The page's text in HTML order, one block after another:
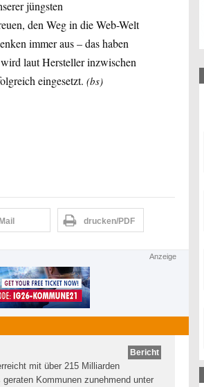
jüngsten
den Weg in die Web-Welt
immer aus – das haben
laut Hersteller inzwischen
eingesetzt. (bs)
drucken/PDF
Anzeige
Bericht
mit über 215 Milliarden
Kommunen zunehmend unter